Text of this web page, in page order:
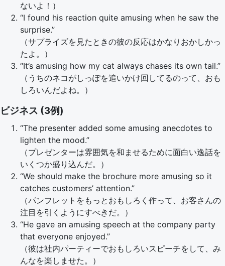
ないよ！）
“I found his reaction quite amusing when he saw the
surprise.”
（サプライズを見たときの彼の反応はかなりおかしかっ
たよ。）
“It’s amusing how my cat always chases its own tail.”
（うちのネコがしっぽを追いかけ回してるのって、おも
しろいんだよね。）
ビジネス (3例)
“The presenter added some amusing anecdotes to
lighten the mood.”
（プレゼンターは雰囲気を和ませるために面白い逸話を
いくつか盛り込んだ。）
“We should make the brochure more amusing so it
catches customers’ attention.”
（パンフレットをもっとおもしろく作って、お客さんの
注目を引くようにすべきだ。）
“He gave an amusing speech at the company party
that everyone enjoyed.”
（彼は社内パーティーでおもしろいスピーチをして、み
んなを楽しませた。）